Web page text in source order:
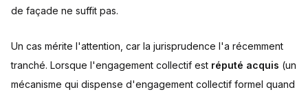
de façade ne suffit pas.
Un cas mérite l'attention, car la jurisprudence l'a récemment
tranché. Lorsque l'engagement collectif est réputé acquis (un
mécanisme qui dispense d'engagement collectif formel quand